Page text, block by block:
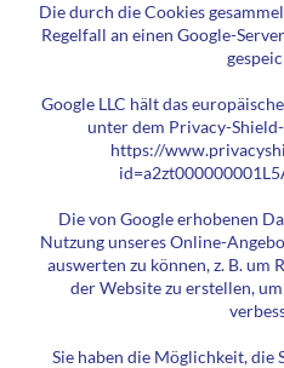
Die durch die Cookies
Regelfall an einen Google-
Google LLC hält das
unter dem Privacy-
https://
Die von Google erhobenen
Nutzung unseres Online-
auswerten zu können, z. B.
der Website zu erstellen,
Sie haben die Möglichkeit, die